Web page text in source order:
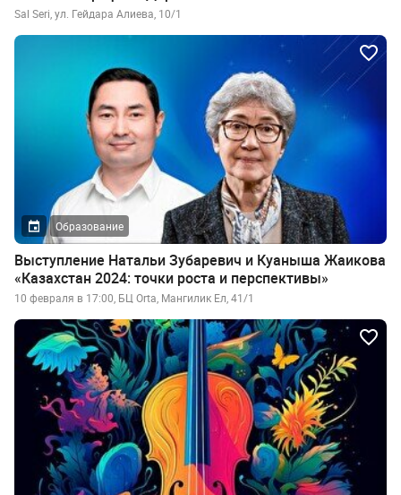
Sal Seri, ул. Гейдара Алиева, 10/1
Образование
Выступление Натальи Зубаревич и Куаныша Жаикова
«Казахстан 2024: точки роста и перспективы»
10 февраля в 17:00, БЦ Orta, Мангилик Ел, 41/1